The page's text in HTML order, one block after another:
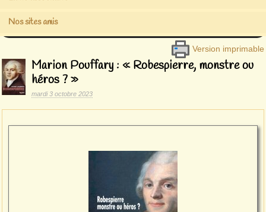
Nos sites amis
Version imprimable
Marion Pouffary : « Robespierre, monstre ou
héros ? »
mardi 3 octobre 2023